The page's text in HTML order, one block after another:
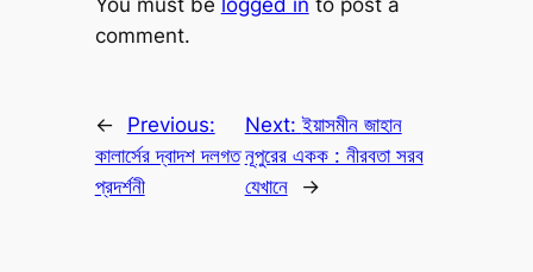
You must be logged in to post a
comment.
←
Previous:
কালার্সের দ্বাদশ দলগত
প্রদর্শনী
Next:ইয়াসমীন জাহান
নূপুরের একক : নীরবতা সরব
যেখানে
→